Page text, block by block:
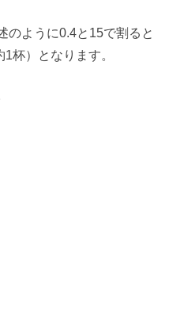
のように0.4と15で割ると
杯）となります。